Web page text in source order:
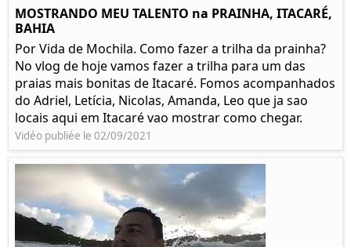
MOSTRANDO MEU TALENTO na PRAINHA, ITACARÉ,
BAHIA
Por Vida de Mochila. Como fazer a trilha da prainha?
No vlog de hoje vamos fazer a trilha para um das
praias mais bonitas de Itacaré. Fomos acompanhados
do Adriel, Letícia, Nicolas, Amanda, Leo que ja sao
locais aqui em Itacaré vao mostrar como chegar.
Vidéo publiée le 02/09/2021